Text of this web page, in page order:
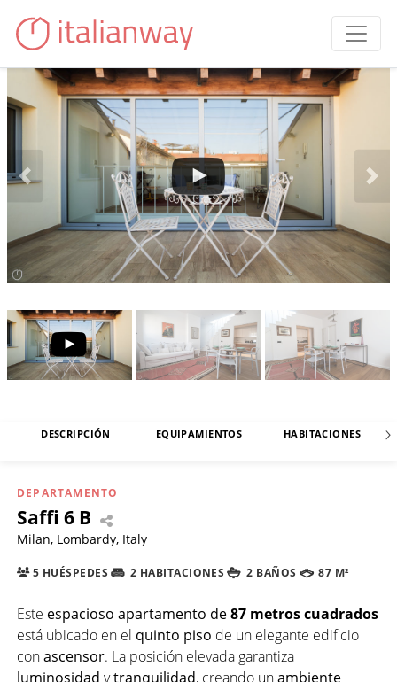
DESCRIPCIÓN EQUIPAMIENTOS HABITACIONES
DEPARTAMENTO
Saffi 6 B
Milan, Lombardy, Italy
5 HUÉSPEDES 2 HABITACIONES 2 BAÑOS 87 M²
Este espacioso apartamento de87 metros cuadrados
está ubicado en el quinto piso de un elegante edificio
conascensor. La posición elevada garantiza
luminosidad ytranquilidad, creando unambiente